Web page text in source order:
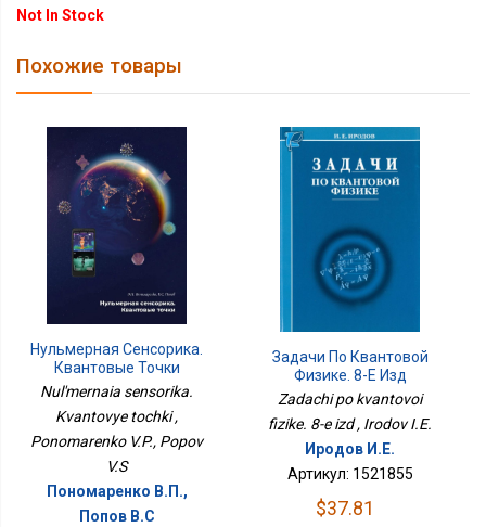
Not In Stock
Похожие товары
Нульмерная Сенсорика.
Квантовые Точки
Nul'mernaia sensorika.
Kvantovye tochki ,
Ponomarenko V.P., Popov
V.S
Пономаренко В.П.,
Попов В.С
Задачи По Квантовой
Физике. 8-Е Изд
Zadachi po kvantovoi
fizike. 8-e izd , Irodov I.E.
Иродов И.Е.
Артикул: 1521855
$37.81